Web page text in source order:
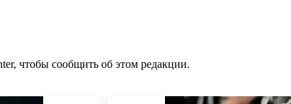
чтобы сообщить об этом редакции.